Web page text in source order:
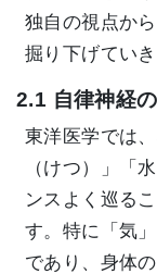
独自の視点か
掘り下げていき
2.1 自律神経
東洋医学では
（けつ）」「
ンスよく巡る
す。特に「気
であり、身体